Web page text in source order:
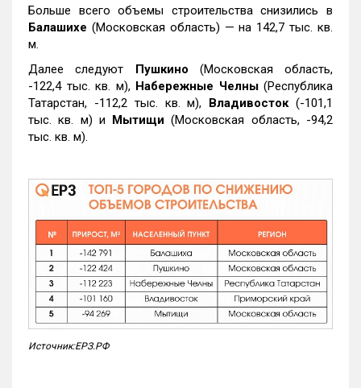
Больше всего объемы строительства снизились в
Балашихе (Московская область) — на 142,7 тыс. кв.
м.
Далее следуют Пушкино (Московская область,
-122,4 тыс. кв. м), Набережные Челны(Республика
Татарстан, -112,2 тыс. кв. м), Владивосток(-101,1
тыс. кв. м) и Мытищи (Московская область, -94,2
тыс. кв. м).
Источник:ЕРЗ.РФ